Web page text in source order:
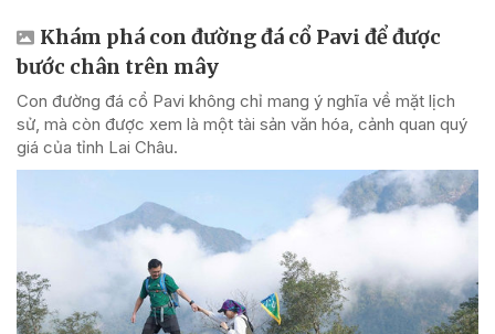
Khám phá con đường đá cổ Pavi để được
bước chân trên mây
Con đường đá cổ Pavi không chỉ mang ý nghĩa về mặt lịch
sử, mà còn được xem là một tài sản văn hóa, cảnh quan quý
giá của tỉnh Lai Châu.